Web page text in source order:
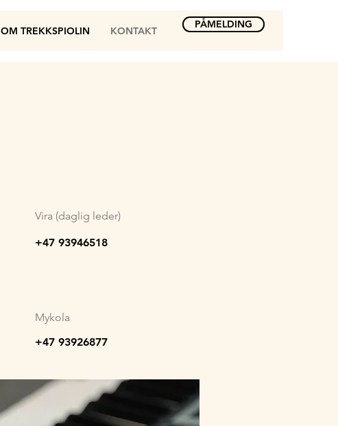
OM TREKKSPIOLIN KONTAKT
PÅMELDING
Vira (daglig leder)
+47 93946518
Mykola
+47 93926877